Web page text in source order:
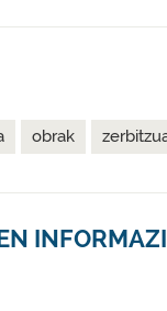
obrak